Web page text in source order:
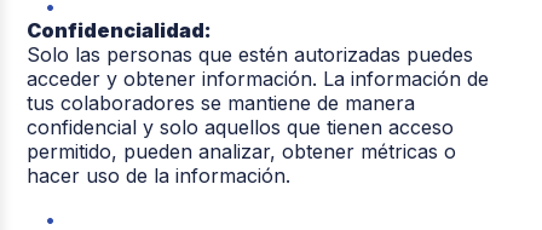
Confidencialidad:
Solo las personas que estén autorizadas puedes
acceder y obtener información. La información de
tus colaboradores se mantiene de manera
confidencial y solo aquellos que tienen acceso
permitido, pueden analizar, obtener métricas o
hacer uso de la información.